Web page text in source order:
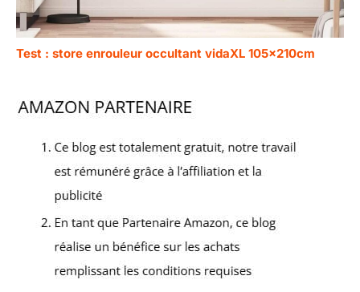
Test : store enrouleur occultant vidaXL 105x210cm